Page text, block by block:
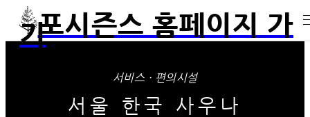
포시즌스 홈페이지 가
기
서비스 · 편의시설
서울 한국 사우나